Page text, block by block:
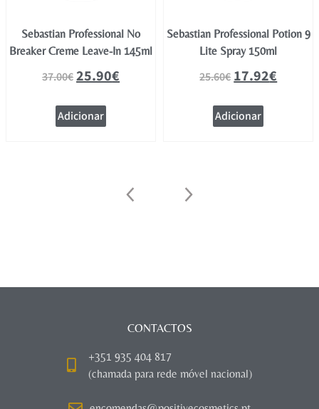
Sebastian Professional No
Breaker Creme Leave-In 145ml
37.00€25.90€
Adicionar
Sebastian Professional Potion 9
Lite Spray 150ml
25.60€17.92€
Adicionar
CONTACTOS
+351 935 404 817
(chamada para rede móvel nacional)